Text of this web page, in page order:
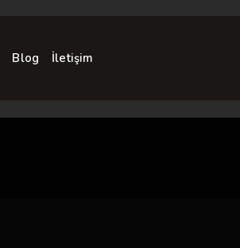
Blog İletişim